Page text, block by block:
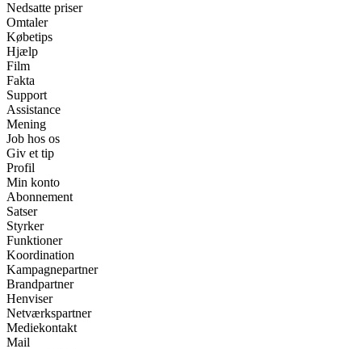
Nedsatte priser
Omtaler
Købetips
Hjælp
Film
Fakta
Support
Assistance
Mening
Job hos os
Giv et tip
Profil
Min konto
Abonnement
Satser
Styrker
Funktioner
Koordination
Kampagnepartner
Brandpartner
Henviser
Netværkspartner
Mediekontakt
Mail